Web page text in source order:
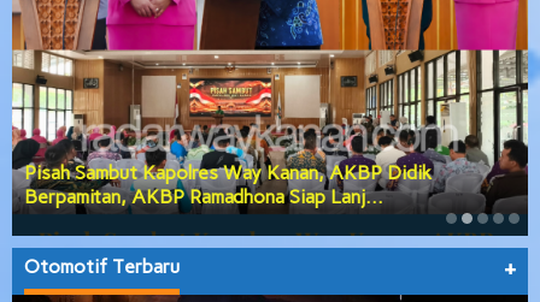
Pisah Sambut Kapolres Way Kanan, AKBP Didik
Berpamitan, AKBP Ramadhona Siap Lanj…
Otomotif Terbaru +